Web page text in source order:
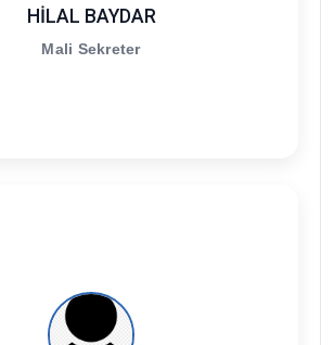
HİLAL BAYDAR
Mali Sekreter